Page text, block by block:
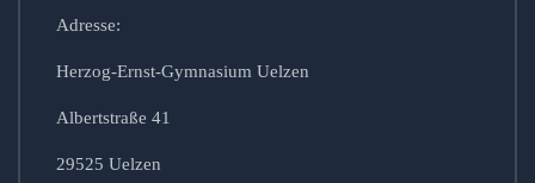
Adresse:
Herzog-Ernst-Gymnasium Uelzen
Albertstraße 41
29525 Uelzen